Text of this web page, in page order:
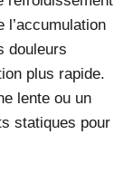
l’accumulation
douleurs
plus rapide.
lente ou un
statiques pour